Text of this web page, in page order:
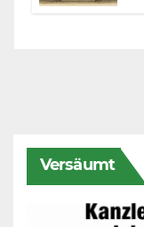
Versäumt